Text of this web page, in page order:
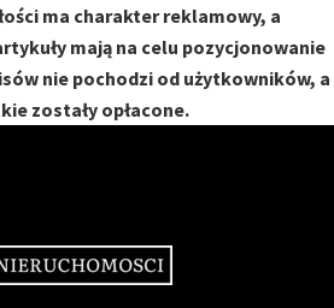
ma charakter reklamowy, a
mają na celu pozycjonowanie
nie pochodzi od użytkowników, a
zostały opłacone.